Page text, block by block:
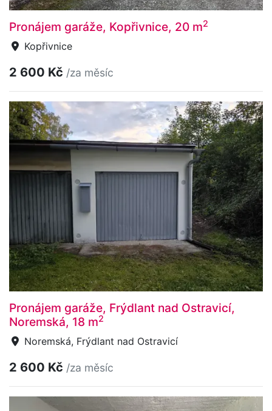
Pronájem garáže, Kopřivnice, 20 m2
Kopřivnice
2 600 Kč /za měsíc
Pronájem garáže, Frýdlant nad Ostravicí,
Noremská, 18 m2
Noremská, Frýdlant nad Ostravicí
2 600 Kč /za měsíc